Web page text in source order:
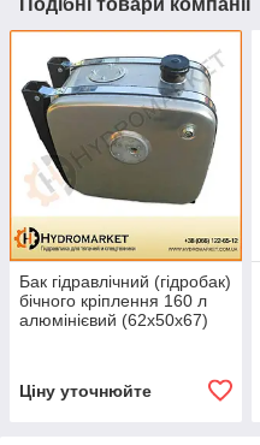
Бак гідравлічний (гідробак)
бічного кріплення 160 л
алюмінієвий (62х50х67)
Ціну уточнюйте